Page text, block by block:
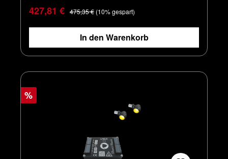
Verkaufspreis:
427,81 € Regulärer Preis:
475,35 € (10% gespart)
In den Warenkorb
%